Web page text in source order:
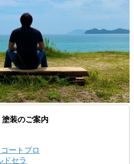
塗装のご案内
ートプロ
ドセラ